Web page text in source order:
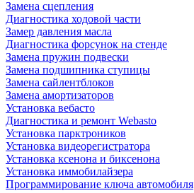
Замена сцепления
Диагностика ходовой части
Замер давления масла
Диагностика форсунок на стенде
Замена пружин подвески
Замена подшипника ступицы
Замена сайлентблоков
Замена амортизаторов
Установка вебасто
Диагностика и ремонт Webasto
Установка парктроников
Установка видеорегистратора
Установка ксенона и биксенона
Установка иммобилайзера
Программирование ключа автомобиля